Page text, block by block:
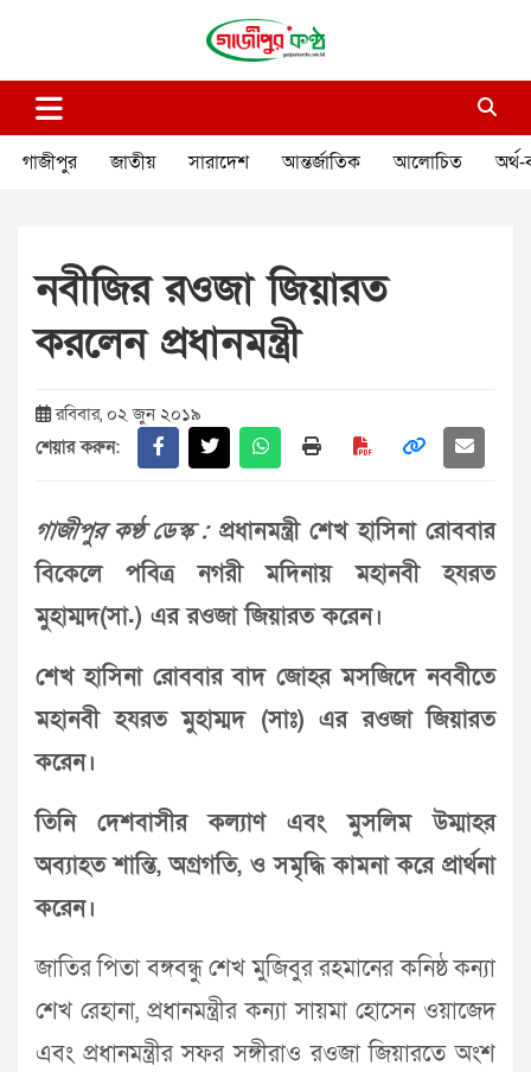
গাজীপুর কণ্ঠ
গাজীপুর জাতীয় সারাদেশ আন্তর্জাতিক আলোচিত অর্থ-
নবীজির রওজা জিয়ারত
করলেন প্রধানমন্ত্রী
রবিবার, ০২ জুন ২০১৯
শেয়ার করুন:
গাজীপুর কণ্ঠ ডেস্ক :প্রধানমন্ত্রী শেখ হাসিনা রোববার
বিকেলে পবিত্র নগরী মদিনায় মহানবী হযরত
মুহাম্মদ(সা.) এর রওজা জিয়ারত করেন।
শেখ হাসিনা রোববার বাদ জোহর মসজিদে নববীতে
মহানবী হযরত মুহাম্মদ (সাঃ) এর রওজা জিয়ারত
করেন।
তিনি দেশবাসীর কল্যাণ এবং মুসলিম উম্মাহর
অব্যাহত শান্তি, অগ্রগতি, ও সমৃদ্ধি কামনা করে প্রার্থনা
করেন।
জাতির পিতা বঙ্গবন্ধু শেখ মুজিবুর রহমানের কনিষ্ঠ কন্যা
শেখ রেহানা, প্রধানমন্ত্রীর কন্যা সায়মা হোসেন ওয়াজেদ
এবং প্রধানমন্ত্রীর সফর সঙ্গীরাও রওজা জিয়ারতে অংশ